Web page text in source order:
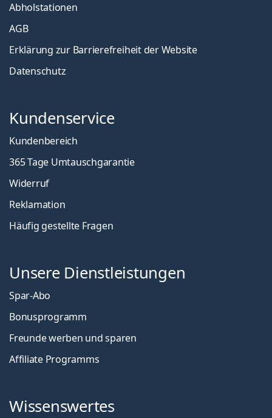
Abholstationen
AGB
Erklärung zur Barrierefreiheit der Website
Datenschutz
Kundenservice
Kundenbereich
365 Tage Umtauschgarantie
Widerruf
Reklamation
Häufig gestellte Fragen
Unsere Dienstleistungen
Spar-Abo
Bonusprogramm
Freunde werben und sparen
Affiliate Programms
Wissenswertes